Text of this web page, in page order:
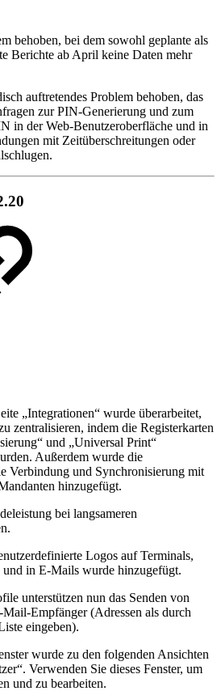
behoben, bei dem sowohl geplante als
Berichte ab April keine Daten mehr
auftretendes Problem behoben, das
zur PIN-Generierung und zum
in der Web-Benutzeroberfläche und in
mit Zeitüberschreitungen oder
„Integrationen“ wurde überarbeitet,
zentralisieren, indem die Registerkarten
und „Universal Print“
Außerdem wurde die
Verbindung und Synchronisierung mit
hinzugefügt.
bei langsameren
Logos auf Terminals,
in E-Mails wurde hinzugefügt.
unterstützen nun das Senden von
Mail-Empfänger (Adressen als durch
eingeben).
wurde zu den folgenden Ansichten
Verwenden Sie dieses Fenster, um
und zu bearbeiten.